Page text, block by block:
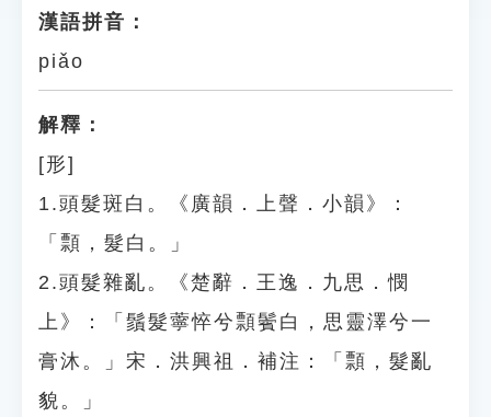
漢語拼音：
piǎo
解釋：
[形]
1.頭髮斑白。《廣韻．上聲．小韻》：
「顠，髮白。」
2.頭髮雜亂。《楚辭．王逸．九思．憫
上》：「鬚髮薴悴兮顠鬢白，思靈澤兮一
膏沐。」宋．洪興祖．補注：「顠，髮亂
貌。」